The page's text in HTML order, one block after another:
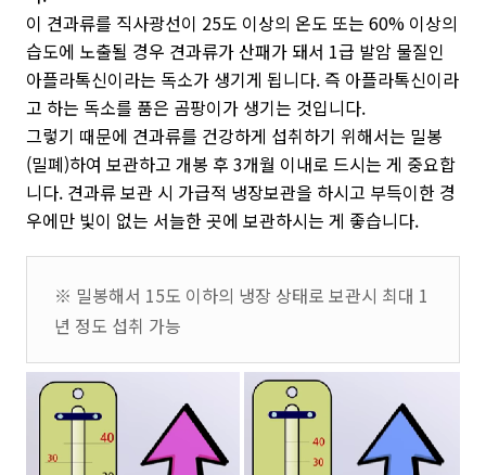
이 견과류를 직사광선이 25도 이상의 온도 또는 60% 이상의
습도에 노출될 경우 견과류가 산패가 돼서 1급 발암 물질인
아플라톡신이라는 독소가 생기게 됩니다. 즉 아플라톡신이라
고 하는 독소를 품은 곰팡이가 생기는 것입니다.
그렇기 때문에 견과류를 건강하게 섭취하기 위해서는 밀봉
(밀폐)하여 보관하고 개봉 후 3개월 이내로 드시는 게 중요합
니다. 견과류 보관 시 가급적 냉장보관을 하시고 부득이한 경
우에만 빛이 없는 서늘한 곳에 보관하시는 게 좋습니다.
※ 밀봉해서 15도 이하의 냉장 상태로 보관시 최대 1
년 정도 섭취 가능